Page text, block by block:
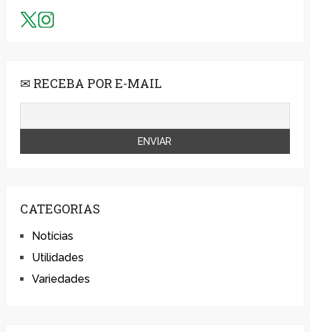
✉ RECEBA POR E-MAIL
CATEGORIAS
Notícias
Utilidades
Variedades